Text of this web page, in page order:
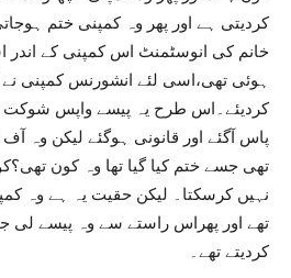
کردیتی ہے اور پھر وہ کمپنی ختم
خانم کی انوسٹمنٹ اس کمپنی کے
ہوئی تھی،اسی لئے انشورنس کمپنی
کردیئے۔اس طرح یہ پیسے واپس شوکت
پاس آگئے اور قانونی ہوگئے لیکن وہ
تھی جسے ختم کیا گیا تھا وہ کون
نہیں کرسکتا۔ لیکن حقیت یہ ہے وہ
تھے اور پھراس راستے سے وہ پیسے لی
کردیتے تھے۔